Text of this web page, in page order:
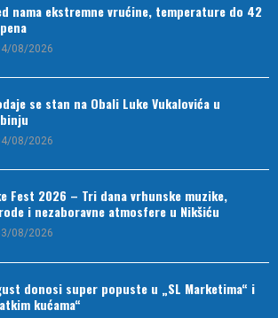
nama ekstremne vrućine, temperature do 42
08/2026
se stan na Obali Luke Vukalovića u
08/2026
Fest 2026 – Tri dana vrhunske muzike,
i nezaboravne atmosfere u Nikšiću
08/2026
donosi super popuste u „SL Marketima“ i
kućama“